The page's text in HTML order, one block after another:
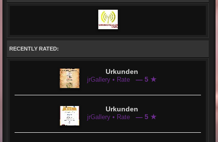
RECENTLY RATED:
Urkunden
jrGallery • Rate — 5 ★
Urkunden
jrGallery • Rate — 5 ★